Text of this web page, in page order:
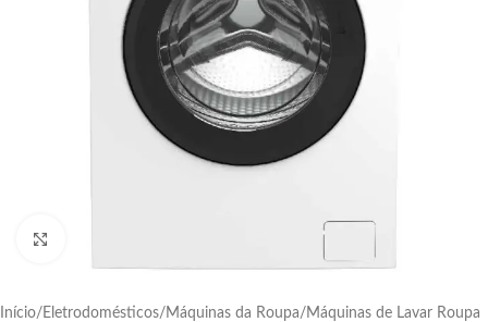
Início/ Eletrodomésticos/ Máquinas da Roupa/ Máquinas de Lavar Roupa